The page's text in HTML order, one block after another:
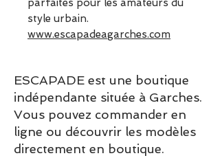
parfaites pour les amateurs du
style urbain.
www.escapadeagarches.com
ESCAPADE est une boutique
indépendante située à Garches.
Vous pouvez commander en
ligne ou découvrir les modèles
directement en boutique.